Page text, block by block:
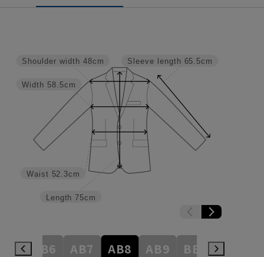
Sleeve length 65.5cm
Length 75cm
Waist 52.3cm
Width 58.5cm
Shoulder width 48cm
AB6 AB7 AB8 AB9 BE3 BE4